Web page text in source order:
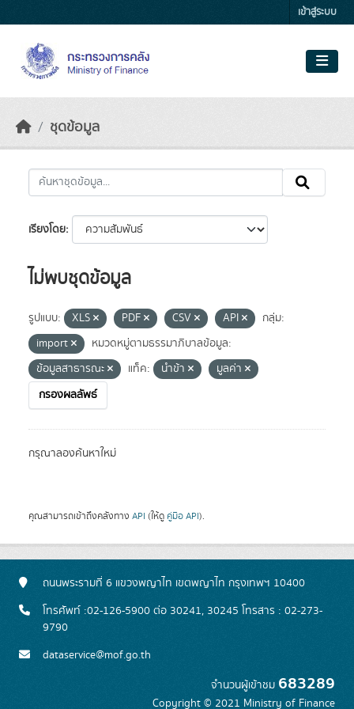
เข้าสู่ระบบ
ชุดข้อมูล
เรียงโดย
ไม่พบชุดข้อมูล
รูปแบบ: XLS PDF CSV API
กลุ่ม:
import
หมวดหมู่ตามธรรมาภิบาลข้อมูล:
ข้อมูลสาธารณะ
แท็ค: นำข้า
มูลค่า
กรองผลลัพธ์
กรุณาลองค้นหาใหม่
คุณสามารถเข้าถึงคลังทาง API (ให้ดู คู่มือ API).
ถนนพระรามที่ 6 แขวงพญาไท เขตพญาไท กรุงเทพฯ 10400
โทรศัพท์ :02-126-5900 ต่อ 30241, 30245 โทรสาร : 02-273-
9790
dataservice@mof.go.th
จำนวนผู้เข้าชม 683289
Copyright © 2021 Ministry of Finance